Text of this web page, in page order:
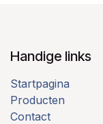
Handige links
Startpagina
Producten
Contact